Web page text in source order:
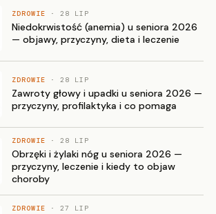
ZDROWIE · 28 LIP
Niedokrwistość (anemia) u seniora 2026
— objawy, przyczyny, dieta i leczenie
ZDROWIE · 28 LIP
Zawroty głowy i upadki u seniora 2026 —
przyczyny, profilaktyka i co pomaga
ZDROWIE · 28 LIP
Obrzęki i żylaki nóg u seniora 2026 —
przyczyny, leczenie i kiedy to objaw
choroby
ZDROWIE · 27 LIP